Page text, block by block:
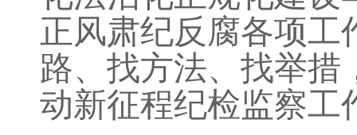
正风肃纪反腐各项工
路、找方法、找举措
动新征程纪检监察工